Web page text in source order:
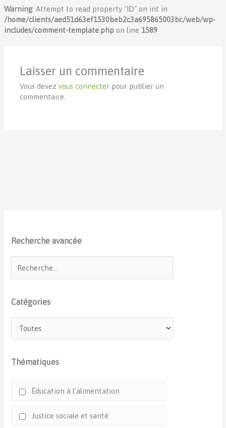
Warning: Attempt to read property "ID" on int in
/home/clients/aed51d63ef1530beb2c3a695865003bc/web/wp-
includes/comment-template.phpon line 1589
Laisser un commentaire
Vous devezvous connecter pour publier un
commentaire.
Recherche avancée
Catégories
Thématiques
Éducation à l’alimentation
Justice sociale et santé